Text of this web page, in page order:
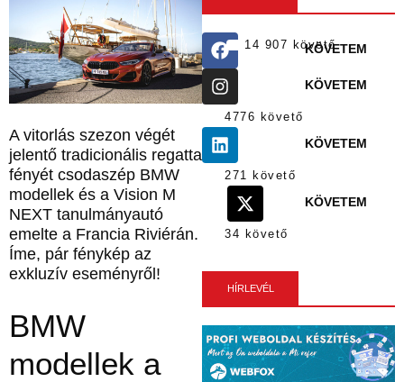
A vitorlás szezon végét
jelentő tradicionális regatta
fényét csodaszép BMW
modellek és a Vision M
NEXT tanulmányautó
emelte a Francia Riviérán.
Íme, pár fénykép az
exkluzív eseményről!
BMW
modellek a
14 907 követőKÖVETEM
4776 követő
KÖVETEM
271 követő
KÖVETEM
34 követő
KÖVETEM
HÍRLEVÉL